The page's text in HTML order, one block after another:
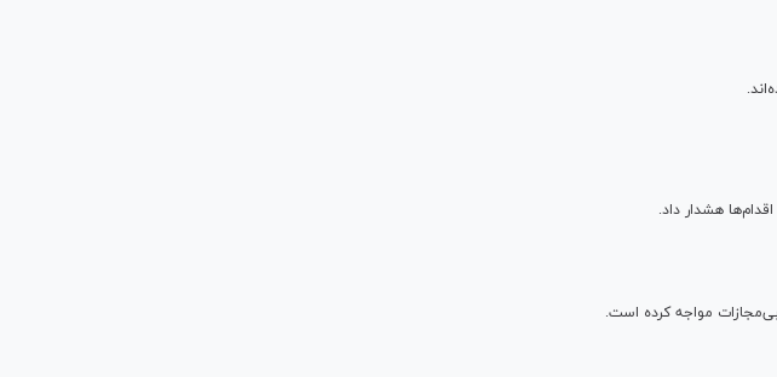
هشدار داد.